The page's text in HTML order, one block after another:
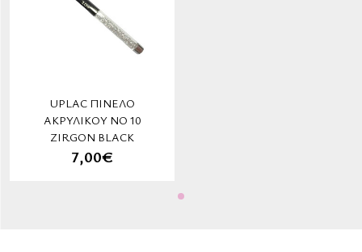
UPLAC ΠΙΝΈΛΟ
ΑΚΡΥΛΙΚΟΎ ΝΟ 10
ZIRGON BLACK
7,00€